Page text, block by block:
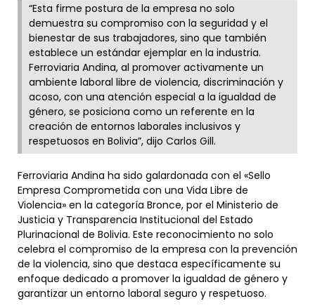
“Esta firme postura de la empresa no solo
demuestra su compromiso con la seguridad y el
bienestar de sus trabajadores, sino que también
establece un estándar ejemplar en la industria.
Ferroviaria Andina, al promover activamente un
ambiente laboral libre de violencia, discriminación y
acoso, con una atención especial a la igualdad de
género, se posiciona como un referente en la
creación de entornos laborales inclusivos y
respetuosos en Bolivia”, dijo Carlos Gill.
Ferroviaria Andina ha sido galardonada con el «Sello
Empresa Comprometida con una Vida Libre de
Violencia» en la categoría Bronce, por el Ministerio de
Justicia y Transparencia Institucional del Estado
Plurinacional de Bolivia. Este reconocimiento no solo
celebra el compromiso de la empresa con la prevención
de la violencia, sino que destaca específicamente su
enfoque dedicado a promover la igualdad de género y
garantizar un entorno laboral seguro y respetuoso.